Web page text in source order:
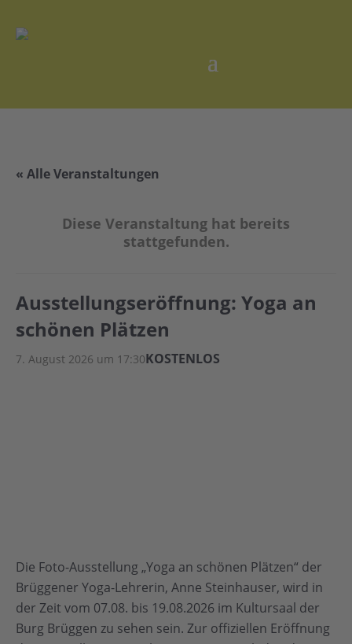
« Alle Veranstaltungen
Diese Veranstaltung hat bereits
stattgefunden.
Ausstellungseröffnung: Yoga an
schönen Plätzen
7. August 2026 um 17:30KOSTENLOS
Die Foto-Ausstellung „Yoga an schönen Plätzen“ der
Brüggener Yoga-Lehrerin, Anne Steinhauser, wird in
der Zeit vom 07.08. bis 19.08.2026 im Kultursaal der
Burg Brüggen zu sehen sein. Zur offiziellen Eröffnung